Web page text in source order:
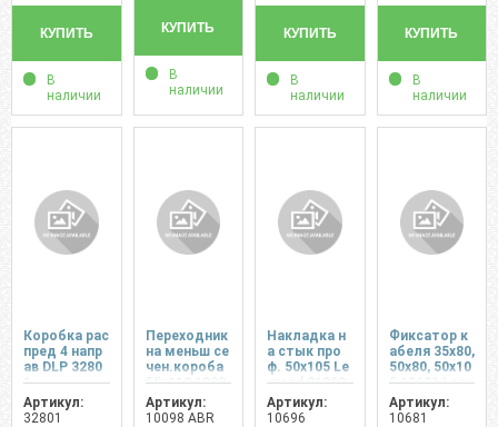
КУПИТЬ
В
наличии
КУПИТЬ
В
наличии
КУПИТЬ
В
наличии
КУПИТЬ
В
наличии
Коробка рас
пред 4 напр
ав DLP 3280
1
Артикул:
32801
Переходник
на меньш се
чен.короба
55х110 1009
8 ABR
Артикул:
10098 ABR
Накладка н
а стык про
ф. 50х105 Le
grand 01069
6
Артикул:
10696
Фиксатор к
абеля 35х80,
50х80, 50х10
5 10681 Legr
and
Артикул:
10681